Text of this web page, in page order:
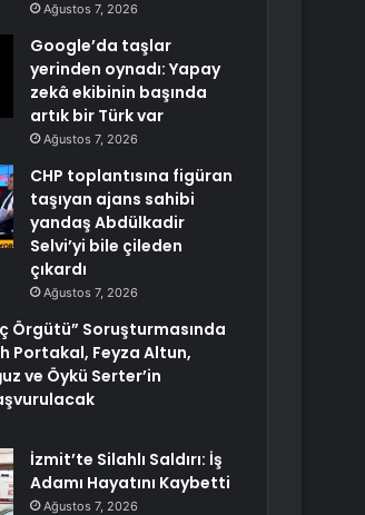
Ağustos 7, 2026
Google’da taşlar
yerinden oynadı: Yapay
zekâ ekibinin başında
artık bir Türk var
Ağustos 7, 2026
CHP toplantısına figüran
taşıyan ajans sahibi
yandaş Abdülkadir
Selvi’yi bile çileden
çıkardı
Ağustos 7, 2026
Örgütü” Soruşturmasında
Portakal, Feyza Altun,
ve Öykü Serter’in
İzmit’te Silahlı Saldırı: İş
Adamı Hayatını Kaybetti
Ağustos 7, 2026